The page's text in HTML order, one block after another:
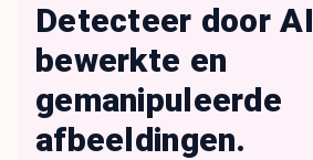
Detecteer door AI
bewerkte en
gemanipuleerde
afbeeldingen.